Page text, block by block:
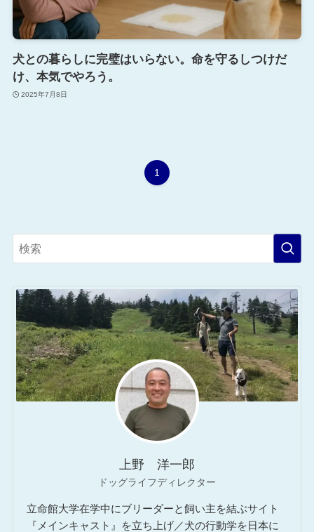
犬との暮らしに完璧はいらない。命を守るしつけだ
け、本気でやろう。
2025年7月8日
1
上野 洋一郎
ドッグライフディレクター
立命館大学在学中にブリーダーと飼い主を結ぶサイト
『メインキャスト』を立ち上げ／犬の行動学を日本に